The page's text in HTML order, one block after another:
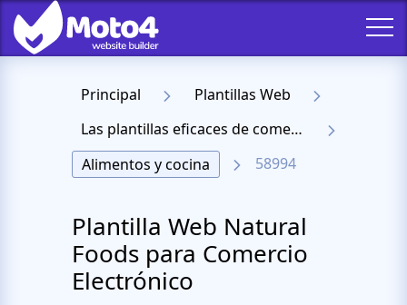
Principal
Plantillas Web
Las plantillas eficaces de comercio electrónico
Alimentos y cocina
58994
Plantilla Web Natural
Foods para Comercio
Electrónico